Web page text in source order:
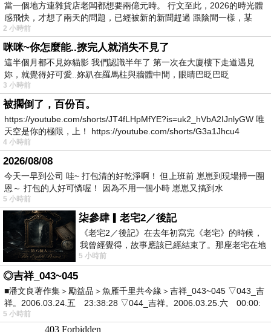
當一個地方連雜貨店老闆都想要兩億元時。 行文至此，2026的時光體
感飛快，才想了兩天的問題，已經被新的新聞趕過 跟陰間一樣，某
2 小時前
咪咪~你怎麼能..撩完人就消失不見了
這半個月都不見妳貓影 我們認識半年了 第一次在大廈樓下走道遇見
妳，就覺得好可愛..妳趴在羅馬柱與牆體中間，眼睛巴眨巴眨
3 小時前
被擱倒了，百份百。
https://youtube.com/shorts/JT4fLHpMfYE?is=uk2_hVbA2IJnlyGW 唯
天空是你的極限，上！ https://youtube.com/shorts/G3a1Jhcu4
4 小時前
2026/08/08
今天一早到公司 哇~ 打包清的好乾淨啊！ 但上班前 崽崽到現場掃一圈
恩～ 打包的人好可憐喔！ 因為不用一個小時 崽崽又搞到水
5 小時前
柒參肆▎老宅2／後記
《老宅2／後記》在去年初寫完《老宅》的時候，
我曾經覺得，故事應該已經結束了。那座老宅在地
震中倒塌，七個人終於離開那片黑暗，
5 小時前
◎吉祥_043~045
■潘文良著作集＞勵益品＞魚雁千里共今緣＞吉祥_043~045 ▽043_吉
祥。2006.03.24.五 23:38:28 ▽044_吉祥。2006.03.25.六 00:00:
5 小時前